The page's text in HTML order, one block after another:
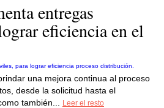
entregas
eficiencia en el
una mejora continua al proceso
desde la solicitud hasta el
también...
Leer el resto